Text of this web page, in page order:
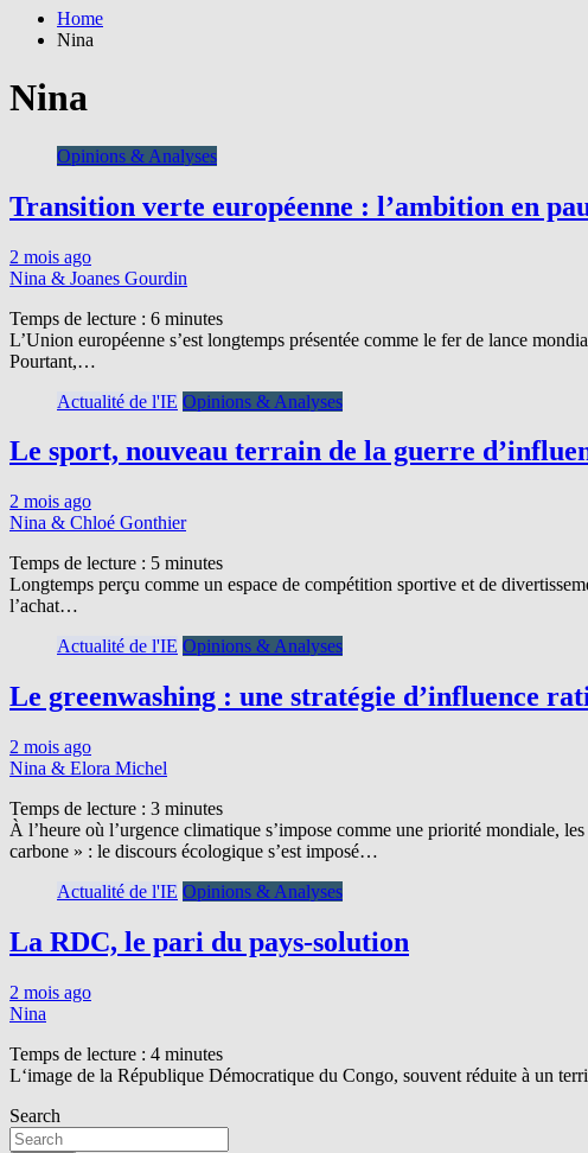
Home
Nina
Nina
Opinions & Analyses
Transition verte européenne : l’ambition en
2 mois ago
Nina & Joanes Gourdin
Temps de lecture : 6 minutes
L’Union européenne s’est longtemps présentée comme le fer de lance
Pourtant,…
Actualité de l'IE Opinions & Analyses
Le sport, nouveau terrain de la guerre
2 mois ago
Nina & Chloé Gonthier
Temps de lecture : 5 minutes
Longtemps perçu comme un espace de compétition sportive et de
l’achat…
Actualité de l'IE Opinions & Analyses
Le greenwashing : une stratégie d’influence
2 mois ago
Nina & Elora Michel
Temps de lecture : 3 minutes
À l’heure où l’urgence climatique s’impose comme une priorité mondiale,
carbone » : le discours écologique s’est imposé…
Actualité de l'IE Opinions & Analyses
La RDC, le pari du pays-solution
2 mois ago
Nina
Temps de lecture : 4 minutes
L‘image de la République Démocratique du Congo, souvent réduite à un
Search